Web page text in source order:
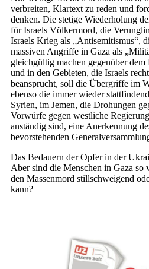
verbreiten, Klartext zu reden und
denken. Die stetige Wiederholung
für Israels Völkermord, die
Israels Krieg als „Antisemitismus“,
massiven Angriffe in Gaza als
gleichgültig machen gegenüber
und in den Gebieten, die Israels
beansprucht, soll die Übergriffe im
ebenso die immer wieder
Syrien, im Jemen, die Drohungen
Vorwürfe gegen westliche
anständig sind, eine Anerkennung
bevorstehenden
Das Bedauern der Opfer in der
Aber sind die Menschen in Gaza so
den Massenmord stillschweigend
kann?